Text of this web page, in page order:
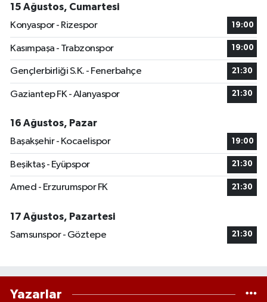
15 Ağustos, Cumartesi
Konyaspor - Rizespor
19:00
Kasımpaşa - Trabzonspor 19:00
Gençlerbirliği S.K. - Fenerbahçe 21:30
Gaziantep FK - Alanyaspor 21:30
16 Ağustos, Pazar
Başakşehir - Kocaelispor
19:00
Beşiktaş - Eyüpspor 21:30
Amed - Erzurumspor FK 21:30
17 Ağustos, Pazartesi
Samsunspor - Göztepe
21:30
Yazarlar